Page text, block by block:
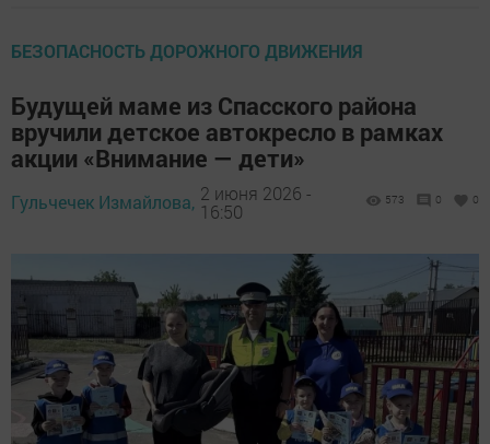
БЕЗОПАСНОСТЬ ДОРОЖНОГО ДВИЖЕНИЯ
Будущей маме из Спасского района
вручили детское автокресло в рамках
акции «Внимание — дети»
Гульчечек Измайлова, 2 июня 2026 -
16:50
573 0 0